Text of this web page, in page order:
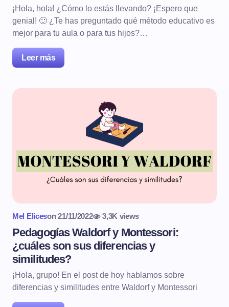
¡Hola, hola! ¿Cómo lo estás llevando? ¡Espero que
genial! 🙂 ¿Te has preguntado qué método educativo es
mejor para tu aula o para tus hijos?…
Leer más
Mel Eliceson 21/11/2022 3,3K views
Pedagogías Waldorf y Montessori:
¿cuáles son sus diferencias y
similitudes?
¡Hola, grupo! En el post de hoy hablamos sobre
diferencias y similitudes entre Waldorf y Montessori